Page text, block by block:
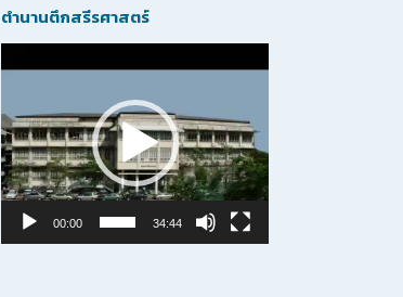
ตำนานตึกสรีรศาสตร์
Player
00:00 34:44